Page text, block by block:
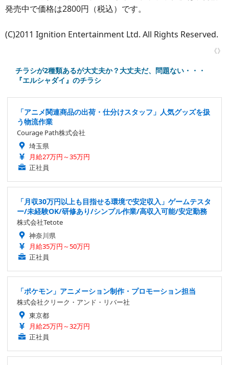
発売中で価格は2800円（税込）です。
(C)2011 Ignition Entertainment Ltd. All Rights Reserved.
《》
チラシが2種類あるが大丈夫か？大丈夫だ、問題ない・・・
『エルシャダイ』のチラシ
「アニメ関連商品の出荷・仕分けスタッフ」人気グッズを扱
う物流作業
Courage Path株式会社
埼玉県
月給27万円～35万円
正社員
「月収30万円以上も目指せる環境で安定収入」ゲームテスタ
ー/未経験OK/研修あり/シンプル作業/高収入可能/安定勤務
株式会社Tetote
神奈川県
月給35万円～50万円
正社員
「ポケモン」アニメーション制作・プロモーション担当
株式会社クリーク・アンド・リバー社
東京都
月給25万円～32万円
正社員